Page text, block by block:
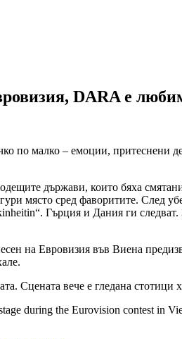
DARA e
по малко – емоции, притеснени
държави, които бяха
място сред фаворитите. След
Гърция и Дания ги
на Евровизия във Виена
Сцената вече е гледана
during the Eurovision contest in